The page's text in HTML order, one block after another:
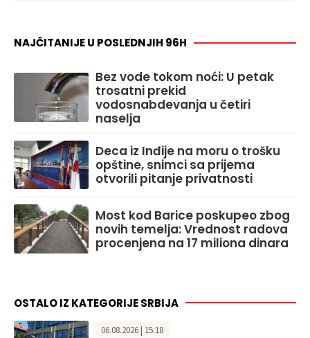
NAJČITANIJE U POSLEDNJIH 96H
Bez vode tokom noći: U petak
trosatni prekid
vodosnabdevanja u četiri
naselja
Deca iz Inđije na moru o trošku
opštine, snimci sa prijema
otvorili pitanje privatnosti
Most kod Barice poskupeo zbog
novih temelja: Vrednost radova
procenjena na 17 miliona dinara
OSTALO IZ KATEGORIJE SRBIJA
06.08.2026 | 15:18